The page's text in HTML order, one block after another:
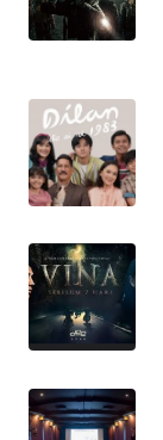
WN
KALSEL
KALTIM
WN
SULSEL
WN
GORONTALO